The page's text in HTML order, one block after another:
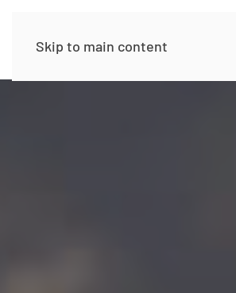
Skip to main content